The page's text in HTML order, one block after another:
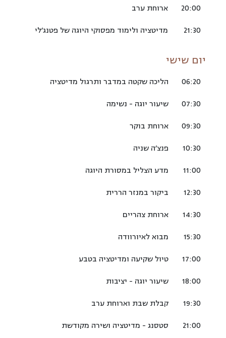
20:00 ארוחת ערב
21:30 מדיטציה ולימוד מפסוקי היוגה של פטנג׳לי
יום שישי
06:20 הליכה שקטה במדבר ותרגול מדיטציה
07:30 שיעור יוגה - נשימה
09:30 ארוחת בוקר
10:30 פנצ׳ה שניה
11:00 מדע הצליל במסורת היוגה
12:30 ביקור במנזר הררית
14:30 ארוחת צהריים
15:30 מבוא לאיורוודה
17:00 טיול שקיעה ומדיטציה בטבע
18:00 שיעור יוגה - יציבות
19:30 קבלת שבת וארוחת ערב
21:00 סטסנג - מדיטציה ושירה מקודשת